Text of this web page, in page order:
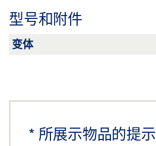
SCT 320 UP 纯白
型号和附件
* 所展示物品的提示